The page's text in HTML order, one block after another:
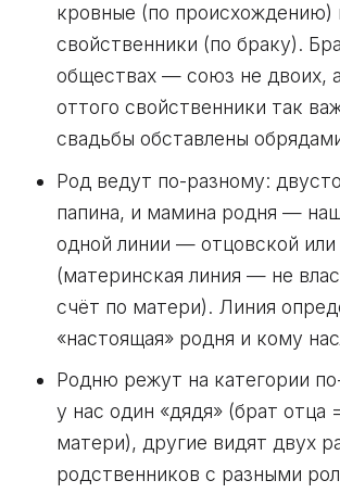
кровные (по происхождению)
свойственники (по браку).
обществах — союз не двоих,
оттого свойственники так
свадьбы обставлены
Род ведут по-разному:
папина, и мамина родня —
одной линии — отцовской
(материнская линия — не
счёт по матери). Линия
«настоящая» родня и кому
Родню режут на категории
у нас один «дядя» (брат отца
матери), другие видят двух
родственников с разными